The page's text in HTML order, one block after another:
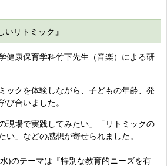
いリトミック 』
健康保育学科竹下先生（音楽）による研
ックを体験しながら、子どもの年齢、発
び合いました。
現場で実践してみたい」「リトミックの
い」などの感想が寄せられました。
)のテーマは『特別な教育的ニーズを有